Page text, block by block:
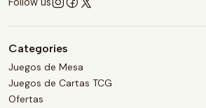
Categories
Juegos de Mesa
Juegos de Cartas TCG
Ofertas